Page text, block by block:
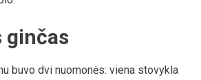
ginčas
buvo dvi nuomonės: viena stovykla